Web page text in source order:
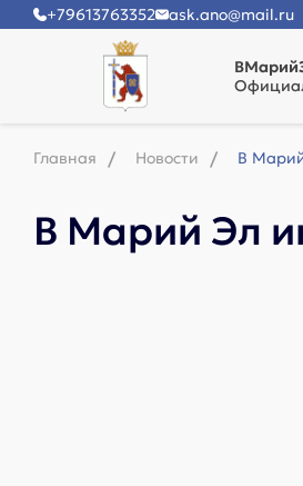
+79613763352 ask.ano@mail.ru
Главная Новости В
В Марий Эл